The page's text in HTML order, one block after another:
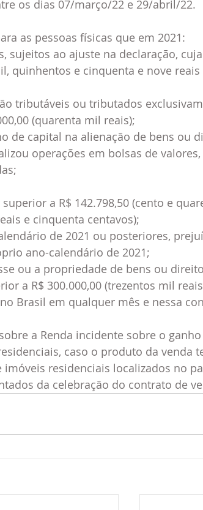
os dias 07/março/22 e 29/abril/22.
as pessoas físicas que em 2021:
sujeitos ao ajuste na declaração,
quinhentos e cinquenta e nove reais
tributáveis ou tributados
(quarenta mil reais);
de capital na alienação de bens ou
operações em bolsas de valores,
a R$ 142.798,50 (cento e
e cinquenta centavos);
de 2021 ou posteriores,
ano-calendário de 2021;
ou a propriedade de bens ou
a R$ 300.000,00 (trezentos mil
Brasil em qualquer mês e nessa
a Renda incidente sobre o
caso o produto da venda
residenciais localizados no
da celebração do contrato de